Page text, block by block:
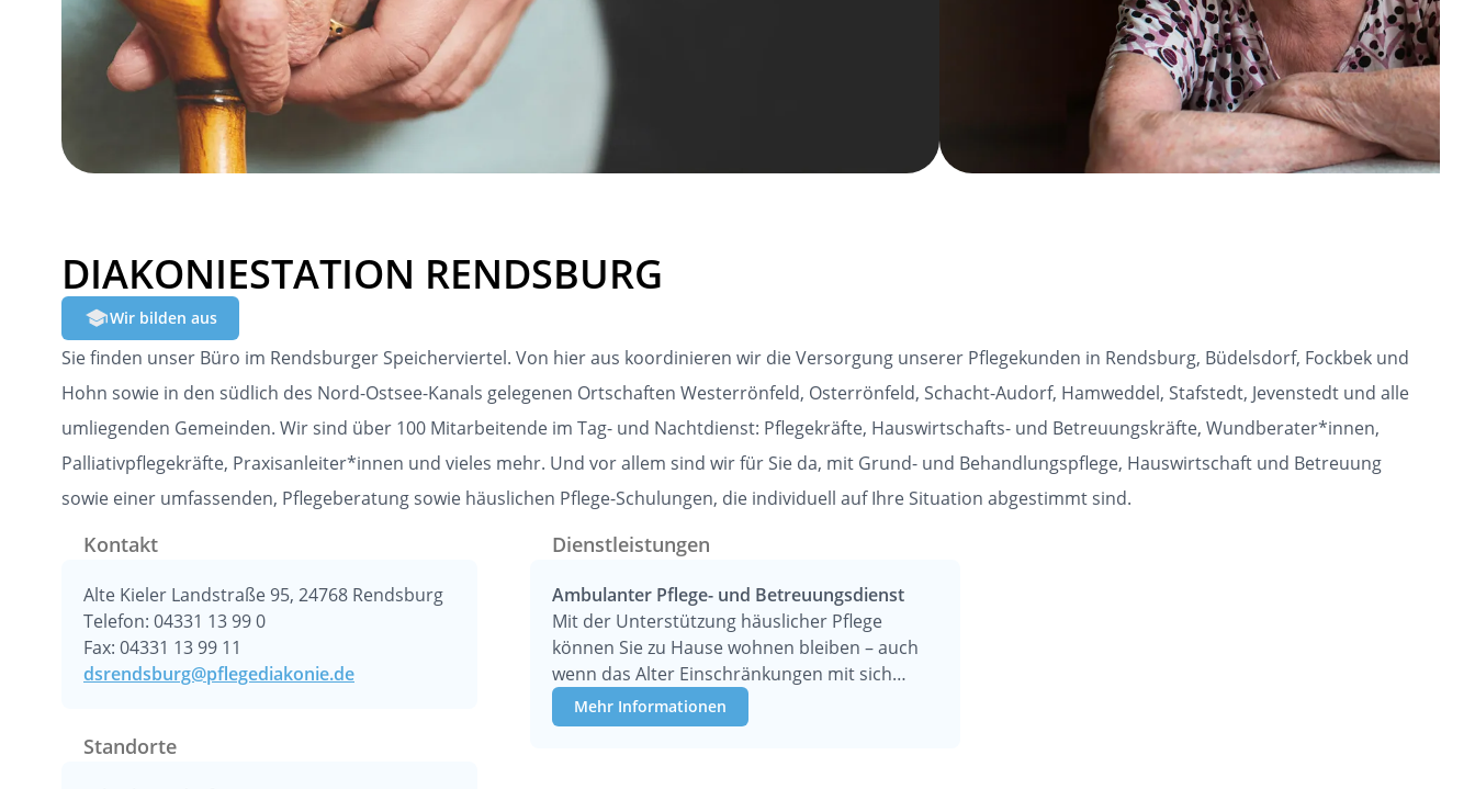
DIAKONIESTATION RENDSBURG
Wir bilden aus
Sie finden unser Büro im Rendsburger Speicherviertel. Von hier aus koordinieren wir die Versorgung unserer Pflegekunden in Rendsburg, Büdelsdorf, Fockbek und
Hohn sowie in den südlich des Nord-Ostsee-Kanals gelegenen Ortschaften Westerrönfeld, Osterrönfeld, Schacht-Audorf, Hamweddel, Stafstedt, Jevenstedt und alle
umliegenden Gemeinden. Wir sind über 100 Mitarbeitende im Tag- und Nachtdienst: Pflegekräfte, Hauswirtschafts- und Betreuungskräfte, Wundberater*innen,
Palliativpflegekräfte, Praxisanleiter*innen und vieles mehr. Und vor allem sind wir für Sie da, mit Grund- und Behandlungspflege, Hauswirtschaft und Betreuung
sowie einer umfassenden, Pflegeberatung sowie häuslichen Pflege-Schulungen, die individuell auf Ihre Situation abgestimmt sind.
Kontakt
Alte Kieler Landstraße 95, 24768 Rendsburg
Telefon: 04331 13 99 0
Fax: 04331 13 99 11
dsrendsburg@pflegediakonie.de
Standorte
Dienstleistungen
Ambulanter Pflege- und Betreuungsdienst
Mit der Unterstützung häuslicher Pflege
können Sie zu Hause wohnen bleiben – auch
wenn das Alter Einschränkungen mit sich
bringt.
Mehr Informationen